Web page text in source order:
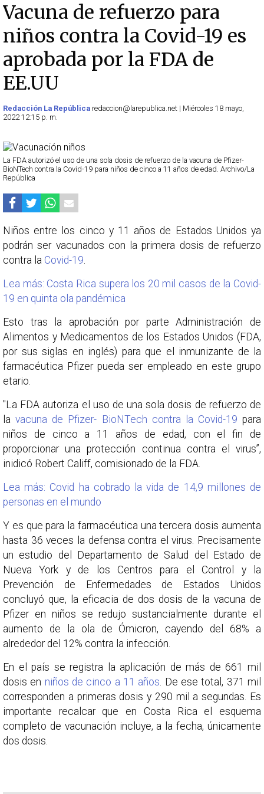
Vacuna de refuerzo para
niños contra la Covid-19 es
aprobada por la FDA de
EE.UU
Redacción La República redaccion@larepublica.net | Miércoles 18 mayo,
2022 12:15 p. m.
La FDA autorizó el uso de una sola dosis de refuerzo de la vacuna de Pfizer-
BioNTech contra la Covid-19 para niños de cinco a 11 años de edad. Archivo/La
República
Niños entre los cinco y 11 años de Estados Unidos ya
podrán ser vacunados con la primera dosis de refuerzo
contra la Covid-19.
Lea más: Costa Rica supera los 20 mil casos de la Covid-
19 en quinta ola pandémica
Esto tras la aprobación por parte Administración de
Alimentos y Medicamentos de los Estados Unidos (FDA,
por sus siglas en inglés) para que el inmunizante de la
farmacéutica Pfizer pueda ser empleado en este grupo
etario.
"La FDA autoriza el uso de una sola dosis de refuerzo de
lavacuna de Pfizer- BioNTech contra la Covid-19 para
niños de cinco a 11 años de edad, con el fin de
proporcionar una protección continua contra el virus”,
inidicó Robert Califf, comisionado de la FDA.
Lea más: Covid ha cobrado la vida de 14,9 millones de
personas en el mundo
Y es que para la farmacéutica una tercera dosis aumenta
hasta 36 veces la defensa contra el virus. Precisamente
un estudio del Departamento de Salud del Estado de
Nueva York y de los Centros para el Control y la
Prevención de Enfermedades de Estados Unidos
concluyó que, la eficacia de dos dosis de la vacuna de
Pfizer en niños se redujo sustancialmente durante el
aumento de la ola de Ómicron, cayendo del 68% a
alrededor del 12% contra la infección.
En el país se registra la aplicación de más de 661 mil
dosis en niños de cinco a 11 años. De ese total, 371 mil
corresponden a primeras dosis y 290 mil a segundas. Es
importante recalcar que en Costa Rica el esquema
completo de vacunación incluye, a la fecha, únicamente
dos dosis.